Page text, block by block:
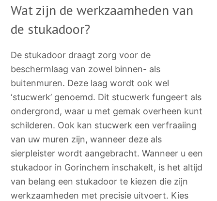
Wat zijn de werkzaamheden van
de stukadoor?
De stukadoor draagt zorg voor de
beschermlaag van zowel binnen- als
buitenmuren. Deze laag wordt ook wel
‘stucwerk’ genoemd. Dit stucwerk fungeert als
ondergrond, waar u met gemak overheen kunt
schilderen. Ook kan stucwerk een verfraaiing
van uw muren zijn, wanneer deze als
sierpleister wordt aangebracht. Wanneer u een
stukadoor in Gorinchem inschakelt, is het altijd
van belang een stukadoor te kiezen die zijn
werkzaamheden met precisie uitvoert. Kies